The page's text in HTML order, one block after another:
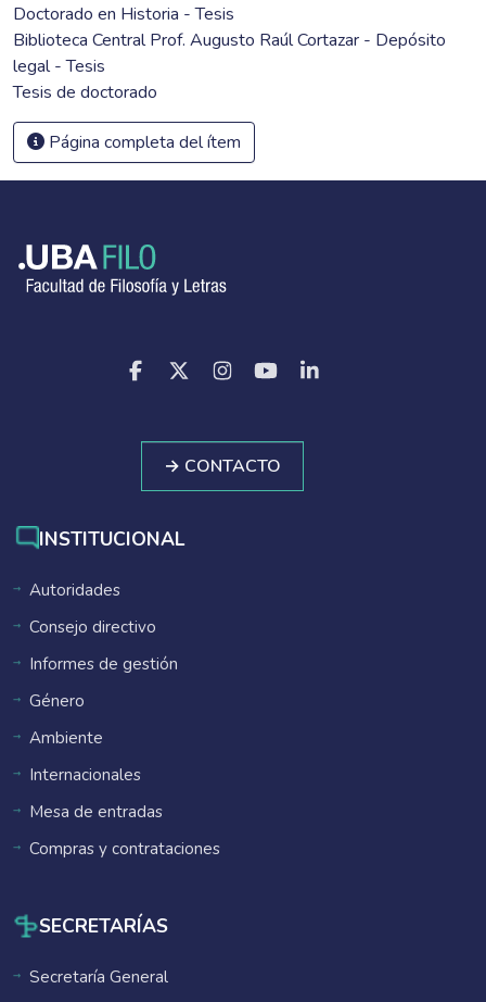
Doctorado en Historia - Tesis
Biblioteca Central Prof. Augusto Raúl Cortazar - Depósito
legal - Tesis
Tesis de doctorado
Página completa del ítem
→ CONTACTO
INSTITUCIONAL
Autoridades
Consejo directivo
Informes de gestión
Género
Ambiente
Internacionales
Mesa de entradas
Compras y contrataciones
SECRETARÍAS
Secretaría General